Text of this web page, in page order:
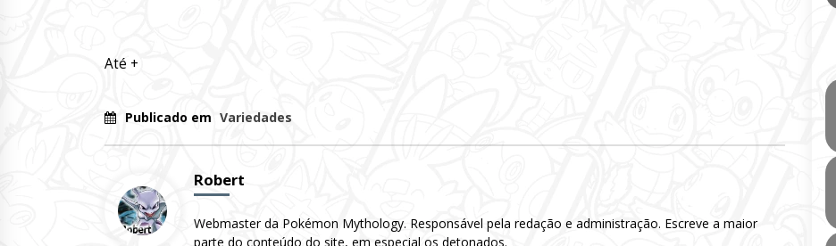
Até +
Publicado em Variedades
Robert
Webmaster da Pokémon Mythology. Responsável pela redação e administração. Escreve a maior
parte do conteúdo do site, em especial os detonados.